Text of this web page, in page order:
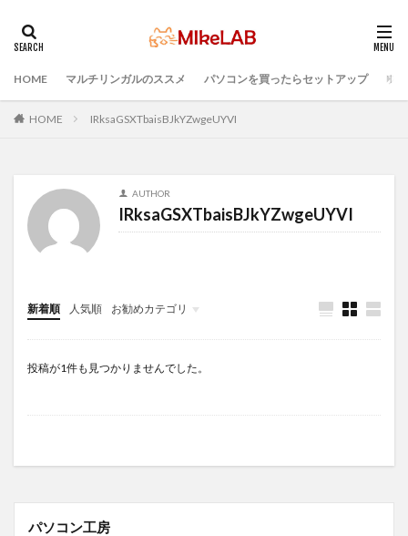
HOME マルチリンガルのススメ パソコンを買ったらセットアップ プ
HOME IRksaGSXTbaisBJkYZwgeUYVI
AUTHOR
IRksaGSXTbaisBJkYZwgeUYVI
新着順 人気順 お勧めカテゴリ
Infomation
投稿が1件も見つかりませんでした。
パソコン工房
タグ
IDE インストール どれがいい
ウィルス対策
PC準備
Visual Studio Code